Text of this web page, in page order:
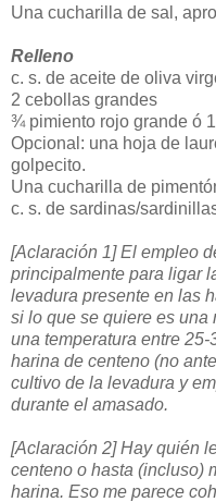
Una cucharilla de sal,
Relleno
c. s. de aceite de oliva
2 cebollas grandes
¾ pimiento rojo grande ó
Opcional: una hoja de
golpecito.
Una cucharilla de
c. s. de sardinas/
[Aclaración 1] El empleo
principalmente para ligar
levadura presente en las
si lo que se quiere es una
una temperatura entre
harina de centeno (no
cultivo de la levadura y
durante el amasado.
[Aclaración 2] Hay quién
centeno o hasta (incluso)
harina. Eso me parece